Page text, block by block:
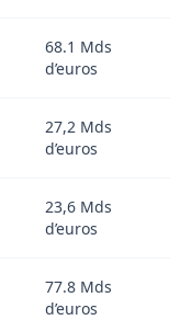
68.1 Mds
d’euros
27,2 Mds
d’euros
23,6 Mds
d’euros
77.8 Mds
d’euros